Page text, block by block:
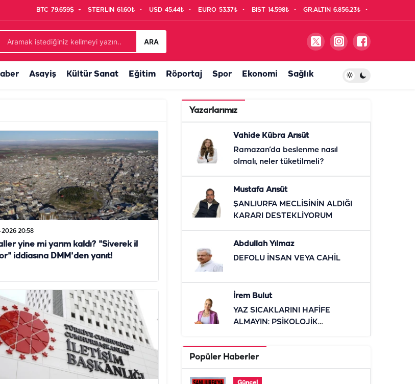
BTC 79.659$ STERLIN 61,60₺ USD 45,44₺ EURO 53,37₺ BIST 14.598₺ GR.ALTIN 6.856,23₺
ARA
Asayiş Kültür Sanat Eğitim Röportaj Spor Ekonomi Sağlık
20:58
yine mi yarım kaldı? "Siverek il
iddiasına DMM'den yanıt!
Yazarlarımız
Vahide Kübra Arısüt
Ramazan’da beslenme nasıl
olmalı, neler tüketilmeli?
Mustafa Arısüt
ŞANLIURFA MECLİSİNİN ALDIĞI
KARARI DESTEKLİYORUM
Abdullah Yılmaz
DEFOLU İNSAN VEYA CAHİL
İrem Bulut
YAZ SICAKLARINI HAFİFE
ALMAYIN: PSİKOLOJİK
Popüler Haberler